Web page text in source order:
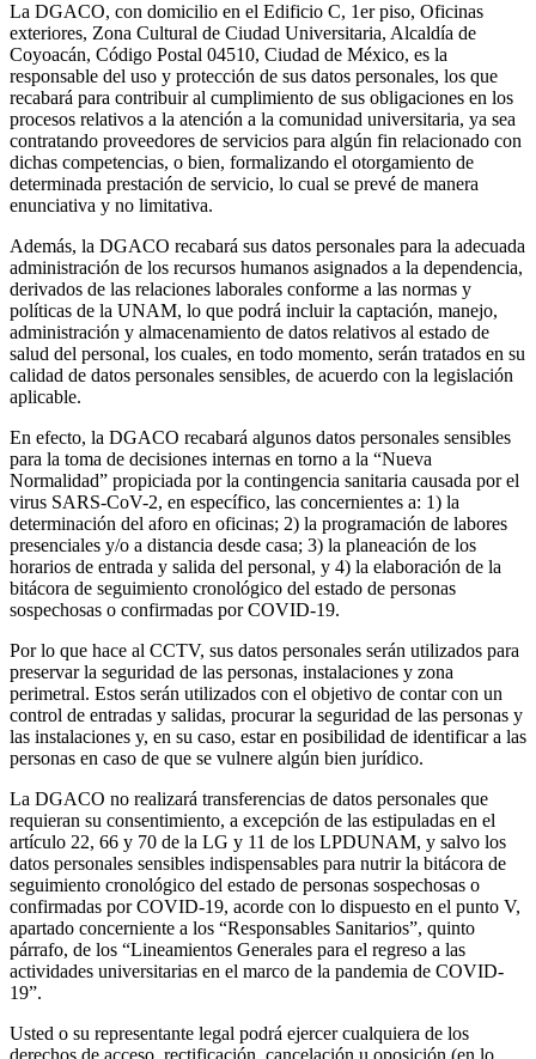
La DGACO, con domicilio en el Edificio C, 1er piso, Oficinas
exteriores, Zona Cultural de Ciudad Universitaria, Alcaldía de
Coyoacán, Código Postal 04510, Ciudad de México, es la
responsable del uso y protección de sus datos personales, los que
recabará para contribuir al cumplimiento de sus obligaciones en los
procesos relativos a la atención a la comunidad universitaria, ya sea
contratando proveedores de servicios para algún fin relacionado con
dichas competencias, o bien, formalizando el otorgamiento de
determinada prestación de servicio, lo cual se prevé de manera
enunciativa y no limitativa.
Además, la DGACO recabará sus datos personales para la adecuada
administración de los recursos humanos asignados a la dependencia,
derivados de las relaciones laborales conforme a las normas y
políticas de la UNAM, lo que podrá incluir la captación, manejo,
administración y almacenamiento de datos relativos al estado de
salud del personal, los cuales, en todo momento, serán tratados en su
calidad de datos personales sensibles, de acuerdo con la legislación
aplicable.
En efecto, la DGACO recabará algunos datos personales sensibles
para la toma de decisiones internas en torno a la “Nueva
Normalidad” propiciada por la contingencia sanitaria causada por el
virus SARS-CoV-2, en específico, las concernientes a: 1) la
determinación del aforo en oficinas; 2) la programación de labores
presenciales y/o a distancia desde casa; 3) la planeación de los
horarios de entrada y salida del personal, y 4) la elaboración de la
bitácora de seguimiento cronológico del estado de personas
sospechosas o confirmadas por COVID-19.
Por lo que hace al CCTV, sus datos personales serán utilizados para
preservar la seguridad de las personas, instalaciones y zona
perimetral. Estos serán utilizados con el objetivo de contar con un
control de entradas y salidas, procurar la seguridad de las personas y
las instalaciones y, en su caso, estar en posibilidad de identificar a las
personas en caso de que se vulnere algún bien jurídico.
La DGACO no realizará transferencias de datos personales que
requieran su consentimiento, a excepción de las estipuladas en el
artículo 22, 66 y 70 de la LG y 11 de los LPDUNAM, y salvo los
datos personales sensibles indispensables para nutrir la bitácora de
seguimiento cronológico del estado de personas sospechosas o
confirmadas por COVID-19, acorde con lo dispuesto en el punto V,
apartado concerniente a los “Responsables Sanitarios”, quinto
párrafo, de los “Lineamientos Generales para el regreso a las
actividades universitarias en el marco de la pandemia de COVID-
19”.
Usted o su representante legal podrá ejercer cualquiera de los